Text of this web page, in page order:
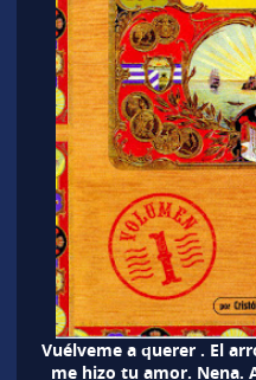
Vuélveme a querer . El
me hizo tu amor. Nena.